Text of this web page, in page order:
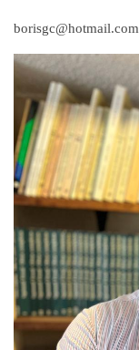
borisgc@hotmail.com